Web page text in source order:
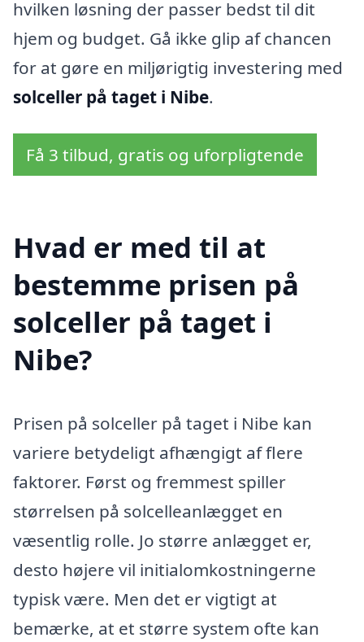
hvilken løsning der passer bedst til dit
hjem og budget. Gå ikke glip af chancen
for at gøre en miljørigtig investering med
solceller på taget i Nibe.
Få 3 tilbud, gratis og uforpligtende
Hvad er med til at
bestemme prisen på
solceller på taget i
Nibe?
Prisen på solceller på taget i Nibe kan
variere betydeligt afhængigt af flere
faktorer. Først og fremmest spiller
størrelsen på solcelleanlægget en
væsentlig rolle. Jo større anlægget er,
desto højere vil initialomkostningerne
typisk være. Men det er vigtigt at
bemærke, at et større system ofte kan